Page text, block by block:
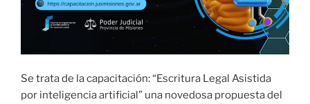
Se trata de la capacitación: “Escritura Legal Asistida
por inteligencia artificial” una novedosa propuesta del